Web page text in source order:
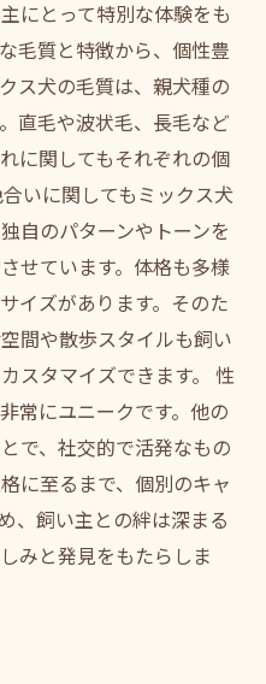
にとって特別な体験をも
毛質と特徴から、個性豊
ス犬の毛質は、親犬種の
直毛や波状毛、長毛など
に関してもそれぞれの個
いに関してもミックス犬
自のパターンやトーンを
せています。体格も多様
イズがあります。そのた
間や散歩スタイルも飼い
スタマイズできます。 性
常にユニークです。他の
で、社交的で活発なもの
に至るまで、個別のキャ
、飼い主との絆は深まる
みと発見をもたらしま